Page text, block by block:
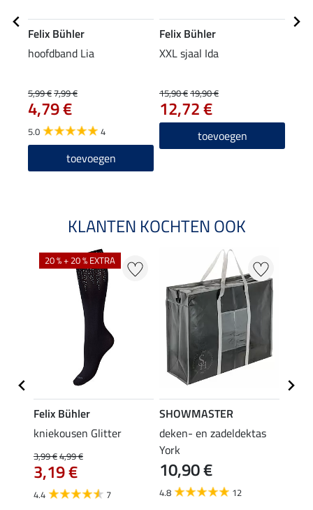
Felix Bühler
hoofdband Lia
5,99 €7,99 €
4,79 €
5.0 4
toevoegen
Felix Bühler
XXL sjaal Ida
15,90 €19,90 €
12,72 €
toevoegen
KLANTEN KOCHTEN OOK
20 % + 20 % EXTRA
Felix Bühler
kniekousen Glitter
3,99 €4,99 €
3,19 €
4.4 7
SHOWMASTER
deken- en zadeldektas
York
10,90 €
4.8 12